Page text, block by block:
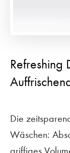
Refreshing
Die
Wäschen: